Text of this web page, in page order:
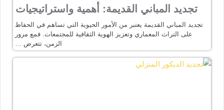
تجديد المباني القديمة: أهمية واستراتيجيات
تجديد المباني القديمة يعتبر من الأمور الحيوية التي تساهم في الحفاظ
على التراث المعماري وتعزيز الهوية الثقافية للمجتمعات. فمع مرور
الزمن، تتعرض …